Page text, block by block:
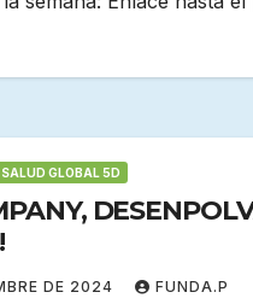
SALUD GLOBAL 5D
!!
DE 2024 FUNDA.P